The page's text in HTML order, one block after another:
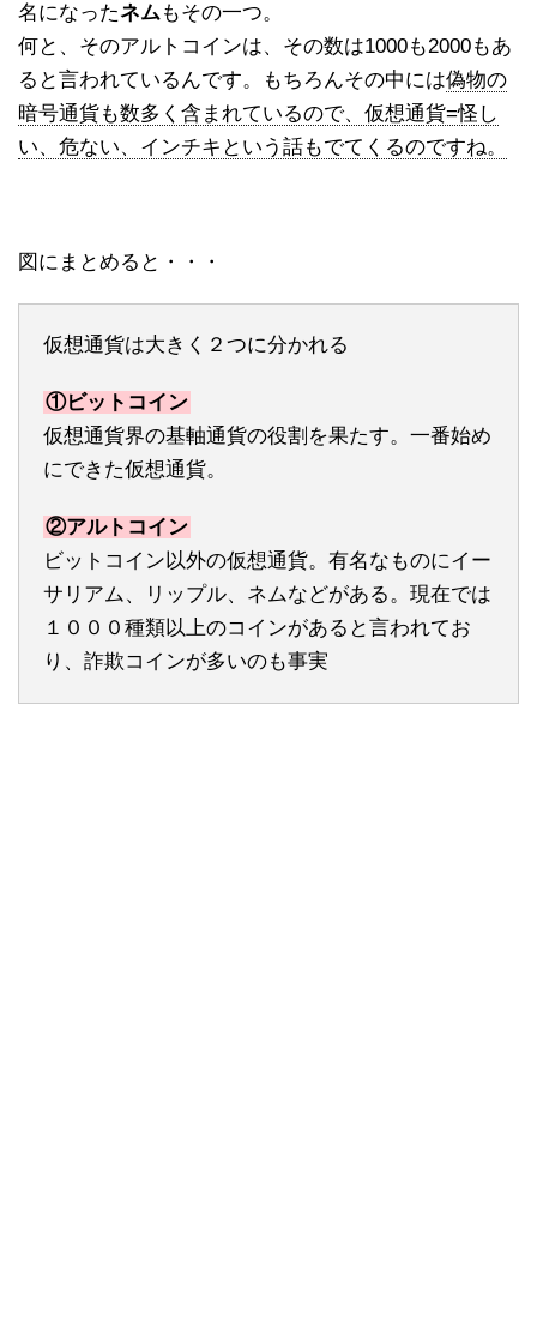
名になったネムもその一つ。
何と、そのアルトコインは、その数は1000も2000もあ
ると言われているんです。もちろんその中には偽物の
暗号通貨も数多く含まれているので、仮想通貨=怪し
い、危ない、インチキという話もでてくるのですね。
図にまとめると・・・
仮想通貨は大きく２つに分かれる
①ビットコイン
仮想通貨界の基軸通貨の役割を果たす。一番始め
にできた仮想通貨。
②アルトコイン
ビットコイン以外の仮想通貨。有名なものにイー
サリアム、リップル、ネムなどがある。現在では
１０００種類以上のコインがあると言われてお
り、詐欺コインが多いのも事実